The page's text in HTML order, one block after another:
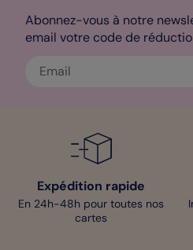
Abonnez-vous à notre
email votre code de
Expédition rapide
En 24h-48h pour toutes nos
cartes